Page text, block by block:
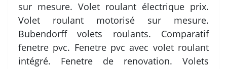
sur mesure. Volet roulant électrique prix.
Volet roulant motorisé sur mesure.
Bubendorff volets roulants. Comparatif
fenetre pvc. Fenetre pvc avec volet roulant
intégré. Fenetre de renovation. Volets